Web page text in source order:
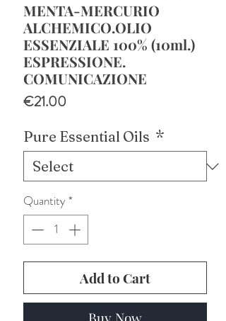
MENTA-MERCURIO
ALCHEMICO.OLIO
ESSENZIALE 100% (10ml.)
ESPRESSIONE.
COMUNICAZIONE
€21.00Price
Pure Essential Oils *
Quantity *
Add to Cart
Buy Now